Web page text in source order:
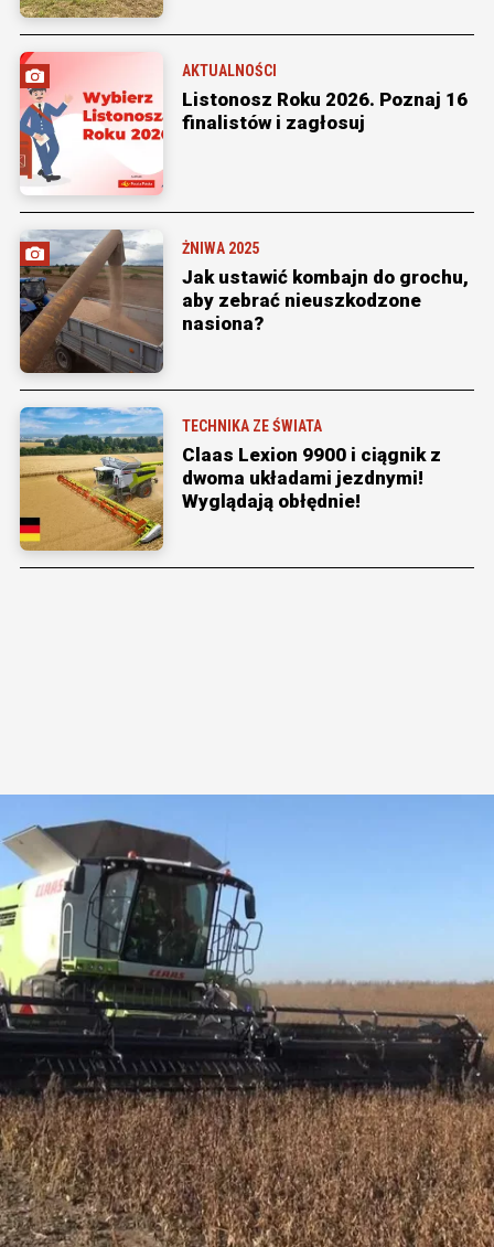
AKTUALNOŚCI
Listonosz Roku 2026. Poznaj 16
finalistów i zagłosuj
ŻNIWA 2025
Jak ustawić kombajn do grochu,
aby zebrać nieuszkodzone
nasiona?
TECHNIKA ZE ŚWIATA
Claas Lexion 9900 i ciągnik z
dwoma układami jezdnymi!
Wyglądają obłędnie!